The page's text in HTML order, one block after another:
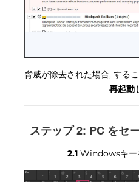
脅威が除去された場合, する
再起動
ステップ 2: PC をセ
2.1 Windowsキー